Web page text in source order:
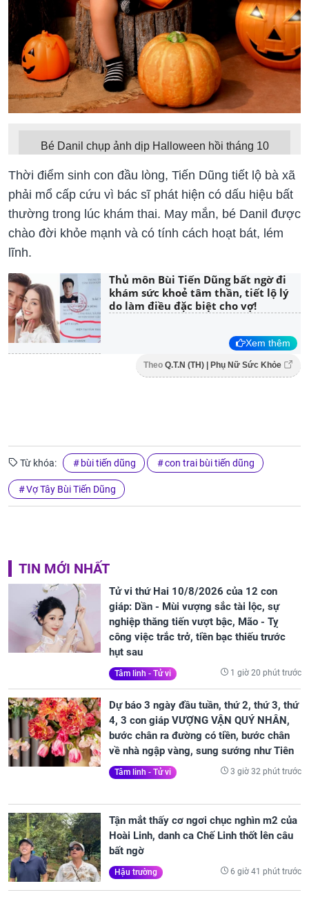
Bé Danil chụp ảnh dịp Halloween hồi tháng 10
Thời điểm sinh con đầu lòng, Tiến Dũng tiết lộ bà xã
phải mổ cấp cứu vì bác sĩ phát hiện có dấu hiệu bất
thường trong lúc khám thai. May mắn, bé Danil được
chào đời khỏe mạnh và có tính cách hoạt bát, lém
lĩnh.
Thủ môn Bùi Tiến Dũng bất ngờ đi
khám sức khoẻ tâm thần, tiết lộ lý
do làm điều đặc biệt cho vợ!
Xem thêm
Theo Q.T.N (TH) | Phụ Nữ Sức Khỏe
Từ khóa: bùi tiến dũng con trai bùi tiến dũng
Vợ Tây Bùi Tiến Dũng
TIN MỚI NHẤT
Tử vi thứ Hai 10/8/2026 của 12 con
giáp: Dần - Mùi vượng sắc tài lộc, sự
nghiệp thăng tiến vượt bậc, Mão - Tỵ
công việc trắc trở, tiền bạc thiếu trước
hụt sau
Tâm linh - Tử vi 1 giờ 20 phút trước
Dự báo 3 ngày đầu tuần, thứ 2, thứ 3, thứ
4, 3 con giáp VƯỢNG VẬN QUÝ NHÂN,
bước chân ra đường có tiền, bước chân
về nhà ngập vàng, sung sướng như Tiên
Tâm linh - Tử vi 3 giờ 32 phút trước
Tận mắt thấy cơ ngơi chục nghìn m2 của
Hoài Linh, danh ca Chế Linh thốt lên câu
bất ngờ
Hậu trường 6 giờ 41 phút trước